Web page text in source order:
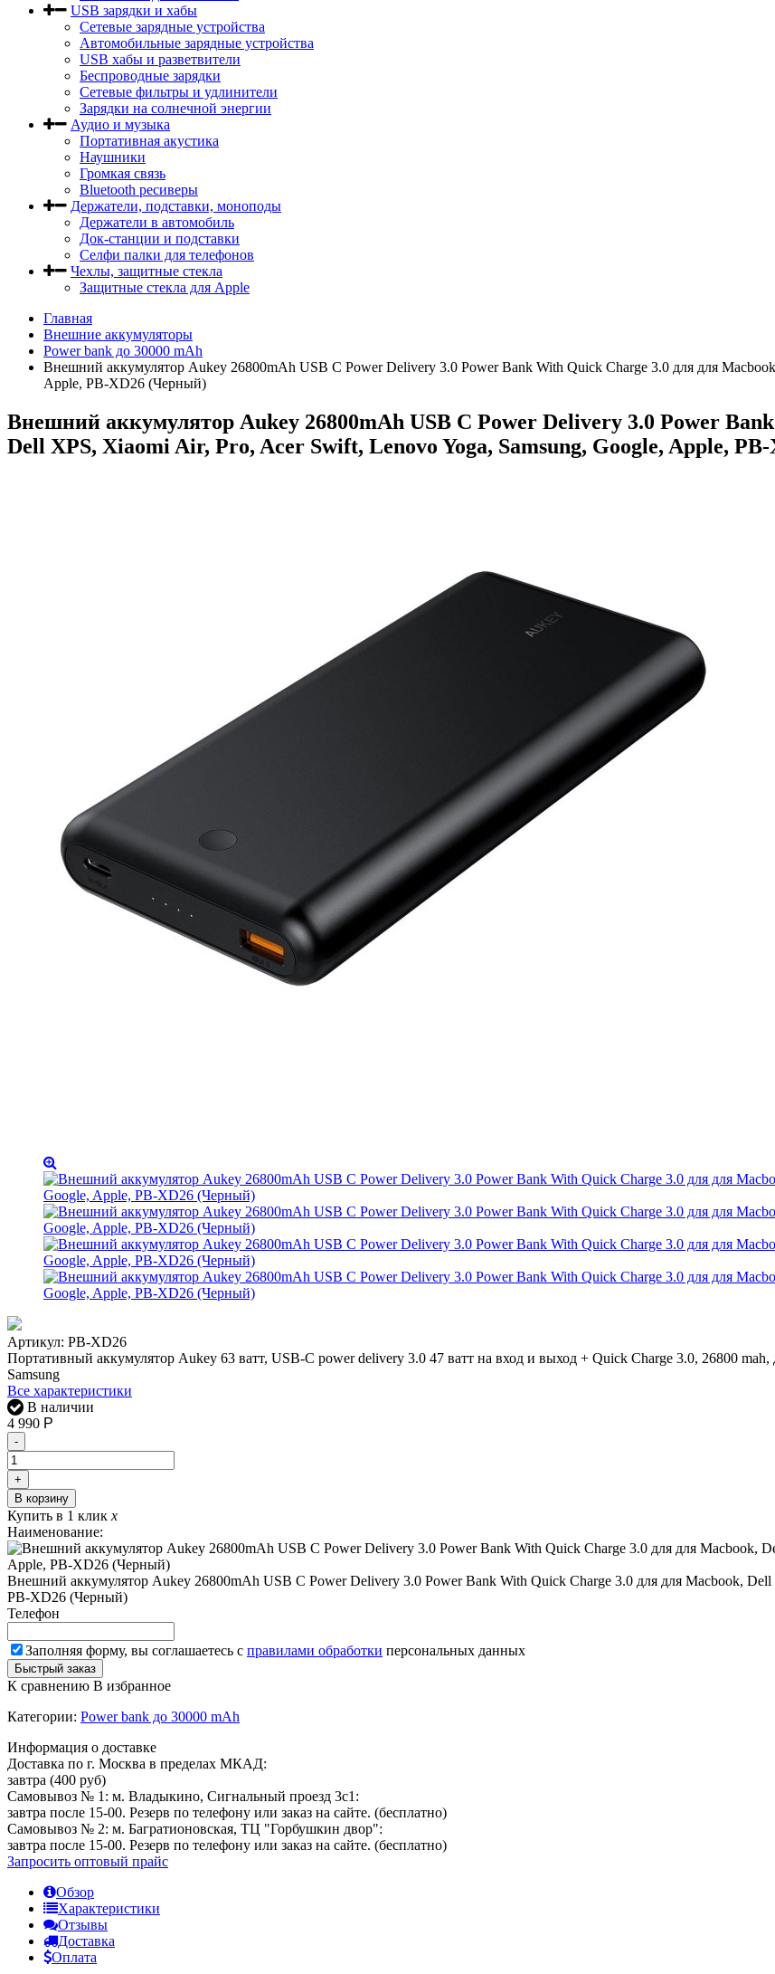
USB зарядки и хабы
Сетевые зарядные устройства
Автомобильные зарядные устройства
USB хабы и разветвители
Беспроводные зарядки
Сетевые фильтры и удлинители
Зарядки на солнечной энергии
Аудио и музыка
Портативная акустика
Наушники
Громкая связь
Bluetooth ресиверы
Держатели, подставки, моноподы
Держатели в автомобиль
Док-станции и подставки
Селфи палки для телефонов
Чехлы, защитные стекла
Защитные стекла для Apple
Главная
Внешние аккумуляторы
Power bank до 30000 mAh
Внешний аккумулятор Aukey 26800mAh USB C Power Delivery 3.0 Power Bank With Quick Charge 3.0 для для
Apple, PB-XD26 (Черный)
Внешний аккумулятор Aukey 26800mAh USB C Power Delivery 3.0 Power
Dell XPS, Xiaomi Air, Pro, Acer Swift, Lenovo Yoga, Samsung, Google, Apple,
Артикул: PB-XD26
Портативный аккумулятор Aukey 63 ватт, USB-C power delivery 3.0 47 ватт на вход и выход + Quick Charge 3.0, 26800
Samsung
Все характеристики
В наличии
4 990 Р
-
+
В корзину
Купить в 1 клик x
Наименование:
Внешний аккумулятор Aukey 26800mAh USB C Power Delivery 3.0 Power Bank With Quick Charge 3.0 для для Macbook,
PB-XD26 (Черный)
Телефон
Заполняя форму, вы соглашаетесь с правилами обработки персональных данных
К сравнению В избранное
Категории: Power bank до 30000 mAh
Информация о доставке
Доставка по г. Москва в пределах МКАД:
завтра (400 руб)
Самовывоз № 1: м. Владыкино, Сигнальный проезд 3с1:
завтра после 15-00. Резерв по телефону или заказ на сайте. (бесплатно)
Самовывоз № 2: м. Багратионовская, ТЦ "Горбушкин двор":
завтра после 15-00. Резерв по телефону или заказ на сайте. (бесплатно)
Запросить оптовый прайс
Обзор
Характеристики
Отзывы
Доставка
Оплата